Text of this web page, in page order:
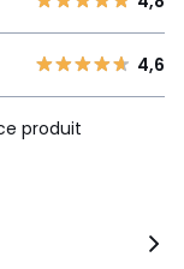
ce produit
4,6
produit